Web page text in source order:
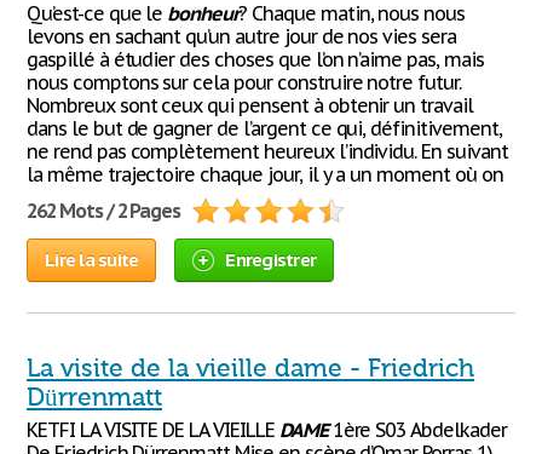
Qu’est-ce que le bonheur? Chaque matin, nous nous
levons en sachant qu’un autre jour de nos vies sera
gaspillé à étudier des choses que l’on n’aime pas, mais
nous comptons sur cela pour construire notre futur.
Nombreux sont ceux qui pensent à obtenir un travail
dans le but de gagner de l’argent ce qui, définitivement,
ne rend pas complètement heureux l’individu. En suivant
la même trajectoire chaque jour, il y a un moment où on
262 Mots / 2 Pages
Lire la suite Enregistrer
La visite de la vieille dame - Friedrich
Dürrenmatt
KETFI LA VISITE DE LA VIEILLE DAME1ère S03 Abdelkader